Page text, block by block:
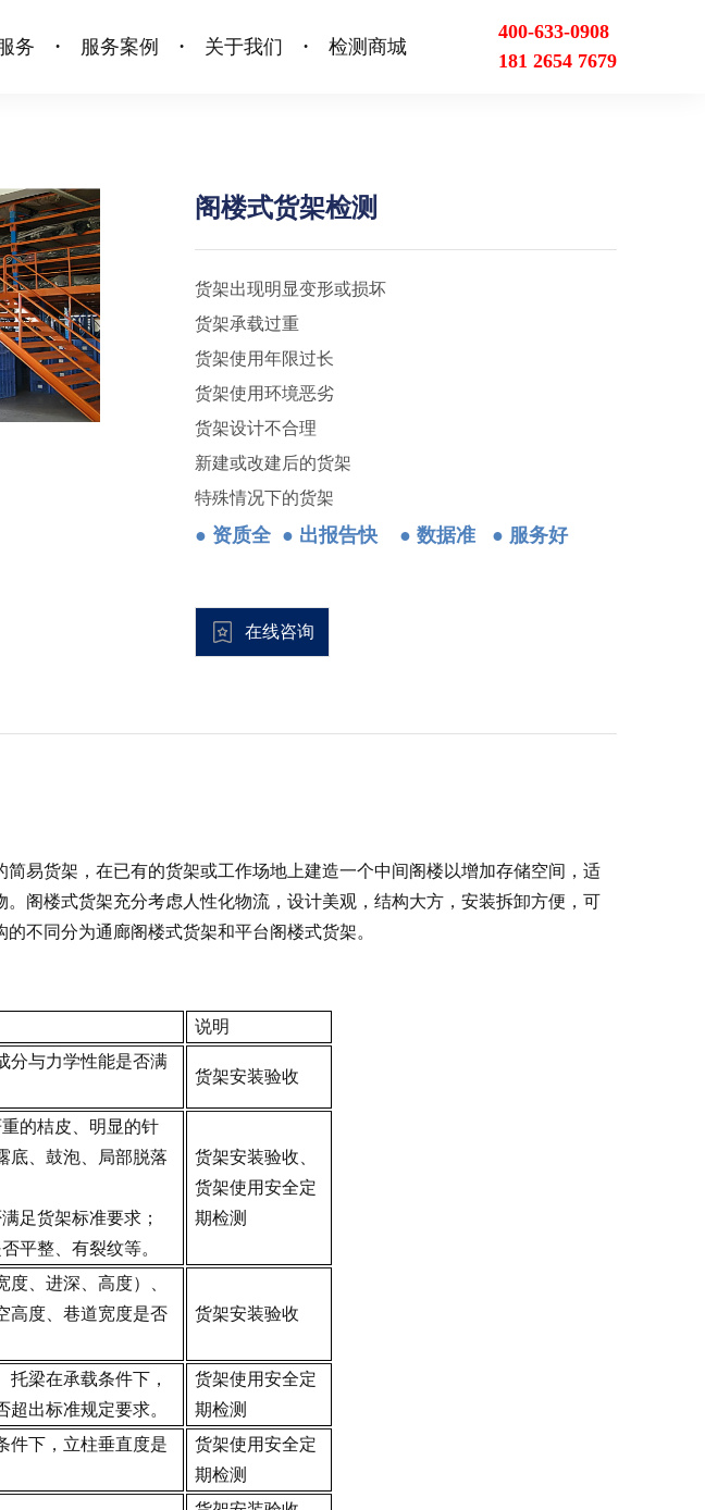
务 • 服务案例 • 关于我们 • 检测商城
400-633-0908
181 2654 7679
阁楼式货架检测
货架出现明显变形或损坏
货架承载过重
货架使用年限过长
货架使用环境恶劣
货架设计不合理
新建或改建后的货架
特殊情况下的货架
● 资质全● 出报告快 ● 数据准 ● 服务好
在线咨询
易货架，在已有的货架或工作场地上建造一个中间阁楼以增加存储空间，适
阁楼式货架充分考虑人性化物流，设计美观，结构大方，安装拆卸方便，可
不同分为通廊阁楼式货架和平台阁楼式货架。
说明
分与力学性能是否满
货架安装验收
的桔皮、明显的针
底、鼓泡、局部脱落
足货架标准要求；
平整、有裂纹等。
货架安装验收、
货架使用安全定
期检测
、进深、高度）、
高度、巷道宽度是否
货架安装验收
托梁在承载条件下，
出标准规定要求。
货架使用安全定
期检测
件下，立柱垂直度是
货架使用安全定
期检测